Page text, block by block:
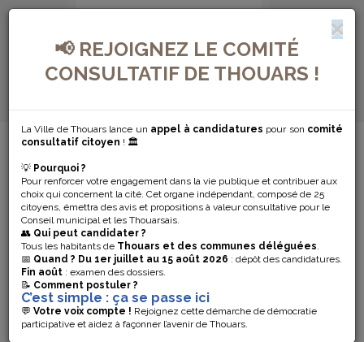
📢 REJOIGNEZ LE COMITÉ
CONSULTATIF DE THOUARS !
La Ville de Thouars lance un appel à candidatures pour son comité
consultatif citoyen ! 🏛️
💡 Pourquoi ?
Pour renforcer votre engagement dans la vie publique et contribuer aux
choix qui concernent la cité. Cet organe indépendant, composé de 25
citoyens, émettra des avis et propositions à valeur consultative pour le
Conseil municipal et les Thouarsais.
👥 Qui peut candidater ?
Tous les habitants de Thouars et des communes déléguées.
📅 Quand ? Du 1er juillet au 15 août 2026 : dépôt des candidatures.
Fin août : examen des dossiers.
📝 Comment postuler ?
C’est simple : ça se passe ici
💬 Votre voix compte ! Rejoignez cette démarche de démocratie
participative et aidez à façonner l’avenir de Thouars.
ANIMATION / VIE ASSOCIATIVE
ANIMATION /
VIE
ASSOCIATIVE